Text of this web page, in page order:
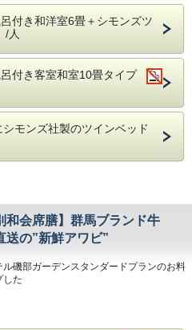
邪治しの湯」とも云われています。
ヶ所づつご利用頂けますので、心ゆくま
。
ットのご案内】
20分
ク：車で30分
へ：車で30分
：車で30分
付き和洋室6畳＋シモンズツ
/人
付き客室和室10畳タイプ
モンズ社製のツインベッド
和会席膳】群馬ブランド牛
送の”新鮮アワビ”
磯部ガーデンスタンダードプランのお料
した
を厳選し、腕によりをかけたお料理をお楽